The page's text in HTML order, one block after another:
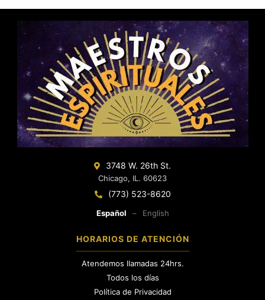
3748 W. 26th St.
Chicago, IL. 60623
(773) 523-8620
Español – English
HORARIOS DE ATENCIÓN
Atendemos llamadas 24hrs.
Todos los días
Política de Privacidad